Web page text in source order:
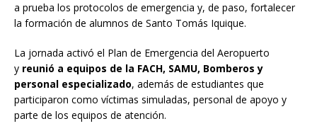
a prueba los protocolos de emergencia y, de paso, fortalecer
la formación de alumnos de Santo Tomás Iquique.
La jornada activó el Plan de Emergencia del Aeropuerto
y reunió a equipos de la FACH, SAMU, Bomberos y
personal especializado, además de estudiantes que
participaron como víctimas simuladas, personal de apoyo y
parte de los equipos de atención.